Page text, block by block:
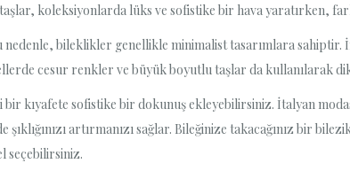
koleksiyonlarda lüks ve sofistike bir hava yaratırken,
nedenle, bileklikler genellikle minimalist tasarımlara
cesur renkler ve büyük boyutlu taşlar da kullanılarak
kıyafete sofistike bir dokunuş ekleyebilirsiniz. İtalyan
artırmanızı sağlar. Bileğinize takacağınız bir
seçebilirsiniz.